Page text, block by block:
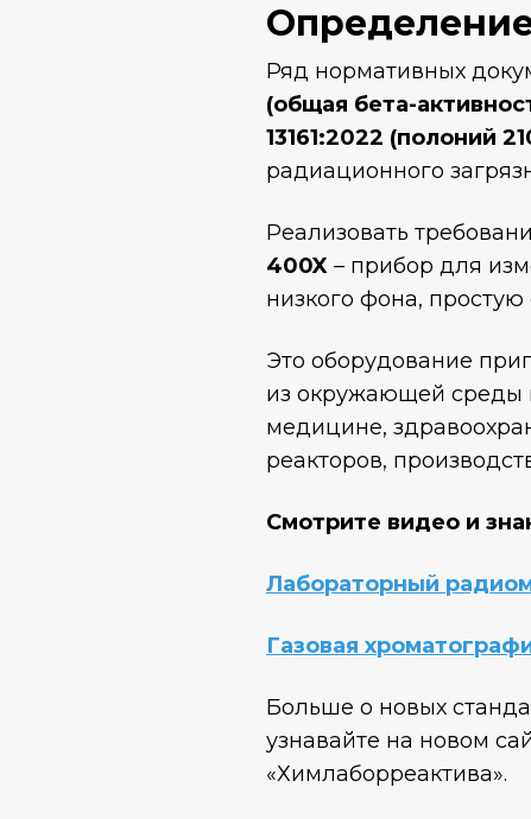
Ряд нормативных
(общая бета-
13161:2022 (полоний
радиационного
Реализовать
400X – прибор для
низкого фона, простую
Это оборудование
из окружающей среды
медицине,
реакторов,
Смотрите видео и
Лабораторный
Газовая
Больше о новых
узнавайте на новом
«Химлаборреактива».